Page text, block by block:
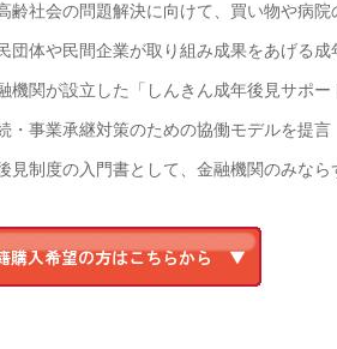
齢社会の問題解決に向けて、買い物や病
団体や民間企業が取り組み成果をあげる
機関が設立した「しんきん成年後見サポ
・事業承継対策のための協働モデルを提言
見制度の入門書として、金融機関のみな